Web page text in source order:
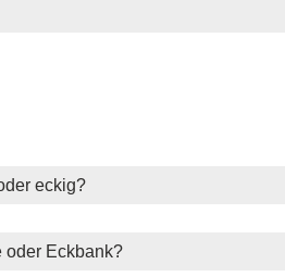
eckig?
oder Eckbank?